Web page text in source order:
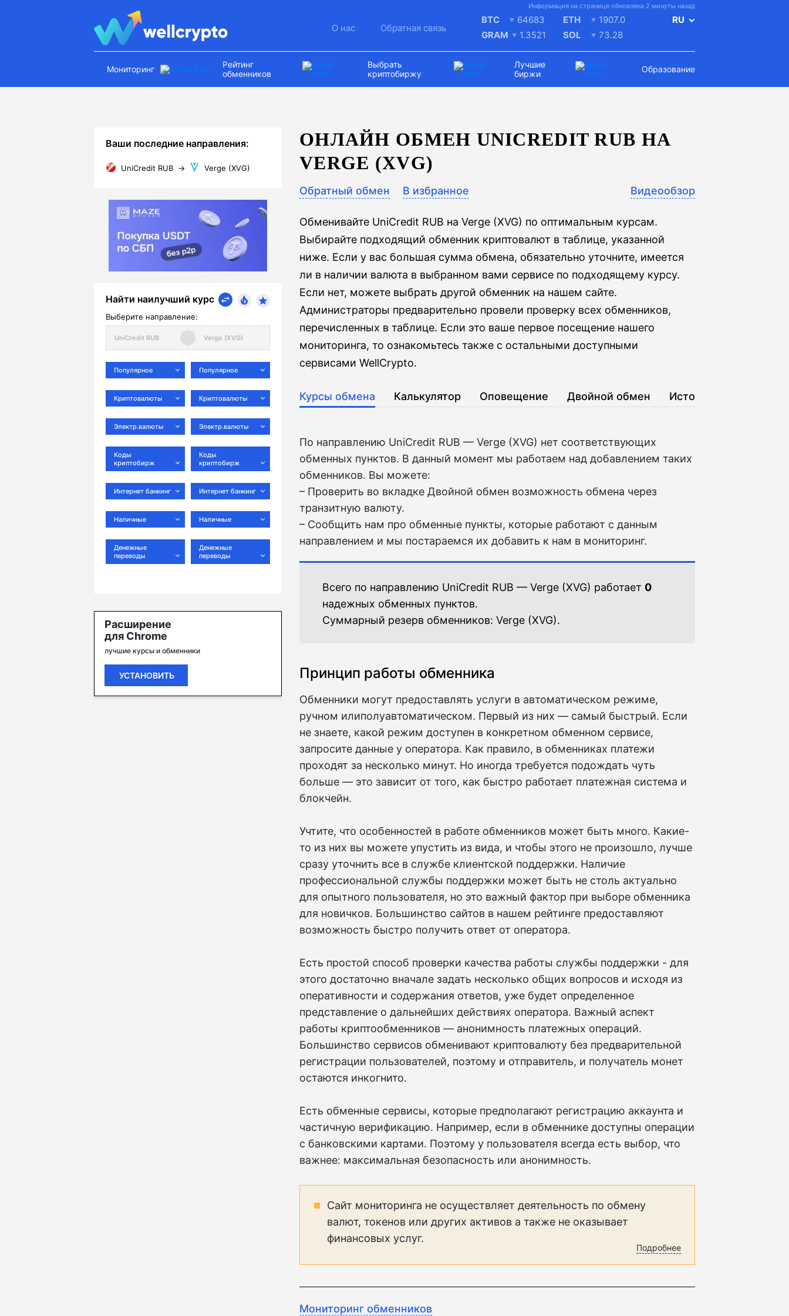
Информация на странице обновлена 2 минуты назад
О нас Обратная связь
BTC
64683
GRAM
1.3521
ETH
1907.0
SOL
73.28
RU
Мониторинг
Рейтинг
обменников
Выбрать
криптобиржу
Лучшие
биржи
Образование
Ваши последние направления:
UniCredit RUB → Verge (XVG)
Найти наилучший курс
Выберите направление:
Популярное
Криптовалюты
Электр.валюты
Коды
криптобирж
Интернет банкинг
Наличные
Денежные
переводы
Популярное
Криптовалюты
Электр.валюты
Коды
криптобирж
Интернет банкинг
Наличные
Денежные
переводы
Расширение
для Chrome
лучшие курсы и обменники
УСТАНОВИТЬ
ОНЛАЙН ОБМЕН UNICREDIT RUB НА
VERGE (XVG)
Обратный обмен В избранное Видеообзор
Обменивайте UniCredit RUB на Verge (XVG) по оптимальным курсам.
Выбирайте подходящий обменник криптовалют в таблице, указанной
ниже. Если у вас большая сумма обмена, обязательно уточните, имеется
ли в наличии валюта в выбранном вами сервисе по подходящему курсу.
Если нет, можете выбрать другой обменник на нашем сайте.
Администраторы предварительно провели проверку всех обменников,
перечисленных в таблице. Если это ваше первое посещение нашего
мониторинга, то ознакомьтесь также с остальными доступными
сервисами WellCrypto.
Курсы обмена Калькулятор Оповещение Двойной обмен История
По направлению UniCredit RUB — Verge (XVG) нет соответствующих
обменных пунктов. В данный момент мы работаем над добавлением таких
обменников. Вы можете:
– Проверить во вкладкe Двойной обмен возможность обмена через
транзитную валюту.
– Сообщить нам про обменные пункты, которые работают с данным
направлением и мы постараемся их добавить к нам в мониторинг.
Всего по направлению UniCredit RUB — Verge (XVG) работает 0
надежных обменных пунктов.
Суммарный резерв обменников: Verge (XVG).
Принцип работы обменника
Обменники могут предоставлять услуги в автоматическом режиме,
ручном илиполуавтоматическом. Первый из них — самый быстрый. Если
не знаете, какой режим доступен в конкретном обменном сервисе,
запросите данные у оператора. Как правило, в обменниках платежи
проходят за несколько минут. Но иногда требуется подождать чуть
больше — это зависит от того, как быстро работает платежная система и
блокчейн.
Учтите, что особенностей в работе обменников может быть много. Какие-
то из них вы можете упустить из вида, и чтобы этого не произошло, лучше
сразу уточнить все в службе клиентской поддержки. Наличие
профессиональной службы поддержки может быть не столь актуально
для опытного пользователя, но это важный фактор при выборе обменника
для новичков. Большинство сайтов в нашем рейтинге предоставляют
возможность быстро получить ответ от оператора.
Есть простой способ проверки качества работы службы поддержки - для
этого достаточно вначале задать несколько общих вопросов и исходя из
оперативности и содержания ответов, уже будет определенное
представление о дальнейших действиях оператора. Важный аспект
работы криптообменников — анонимность платежных операций.
Большинство сервисов обменивают криптовалюту без предварительной
регистрации пользователей, поэтому и отправитель, и получатель монет
остаются инкогнито.
Есть обменные сервисы, которые предполагают регистрацию аккаунта и
частичную верификацию. Например, если в обменнике доступны операции
с банковскими картами. Поэтому у пользователя всегда есть выбор, что
важнее: максимальная безопасность или анонимность.
Сайт мониторинга не осуществляет деятельность по обмену
валют, токенов или других активов а также не оказывает
финансовых услуг.
Подробнее
Мониторинг обменников